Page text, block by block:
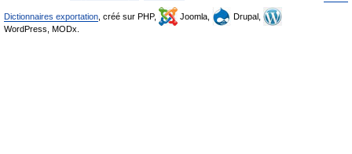
Dictionnaires exportation , créé sur PHP, Joomla,
Drupal,
WordPress, MODx.